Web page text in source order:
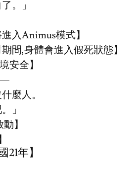
。」
入Animus模式】
間,身體會進入假死狀態】
安全】
麼人。
」
】
21年】